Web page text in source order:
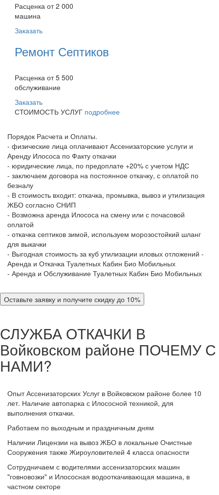
Расценка от 2 000
машина
Заказать
Ремонт Септиков
Расценка от 5 500
обслуживание
Заказать
СТОИМОСТЬ УСЛУГ подробнее
Порядок Расчета и Оплаты.
- физические лица оплачивают Ассенизаторские услуги и
Аренду Илососа по Факту откачки
- юридические лица, по предоплате +20% с учетом НДС
- заключаем договора на постоянное откачку, с оплатой по
безналу
- В стоимость входит: откачка, промывка, вывоз и утилизация
ЖБО согласно СНИП
- Возможна аренда Илососа на смену или с почасовой
оплатой
- откачка септиков зимой, используем морозостойкий шланг
для выкачки
- Выгодная стоимость за куб утилизации иловых отложений -
Аренда и Откачка Туалетных Кабин Био Мобильных
- Аренда и Обслуживание Туалетных Кабин Био Мобильных
Оставьте заявку и получите скидку до 10%
СЛУЖБА ОТКАЧКИ В
Войковском районе ПОЧЕМУ С
НАМИ?
Опыт Ассенизаторских Услуг в Войковском районе более 10
лет. Наличие автопарка с Илососной техникой, для
выполнения откачки.
Работаем по выходным и праздничным дням
Наличии Лицензии на вывоз ЖБО в локальные Очистные
Сооружения также Жироуловителей 4 класса опасности
Сотрудничаем с водителями ассенизаторских машин
"говновозки" и Илососная водооткачивающая машина, в
частном секторе